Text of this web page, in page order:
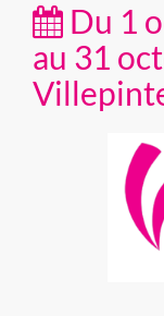
Du 1
au 31